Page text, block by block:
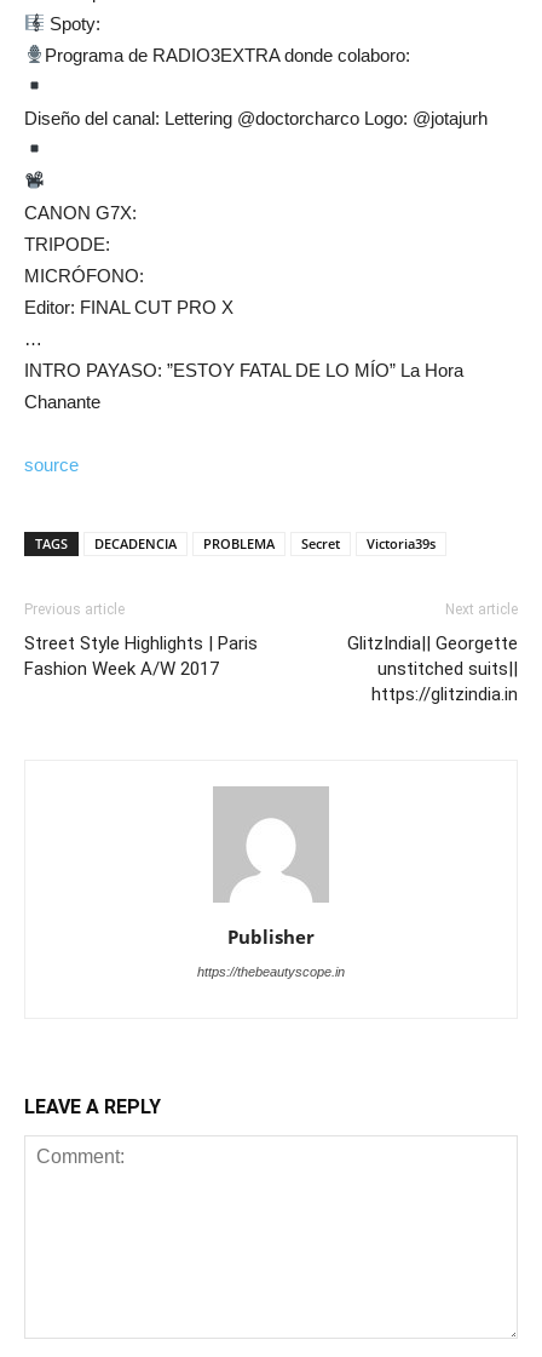
Spoty:
Programa de RADIO3EXTRA donde colaboro:
Diseño del canal: Lettering @doctorcharco Logo: @jotajurh
CANON G7X:
TRIPODE:
MICRÓFONO:
Editor: FINAL CUT PRO X
…
INTRO PAYASO: ”ESTOY FATAL DE LO MÍO” La Hora
Chanante
source
TAGS DECADENCIA PROBLEMA Secret Victoria39s
Previous article
Street Style Highlights | Paris
Fashion Week A/W 2017
Next article
GlitzIndia|| Georgette
unstitched suits||
https://glitzindia.in
Publisher
https://thebeautyscope.in
LEAVE A REPLY